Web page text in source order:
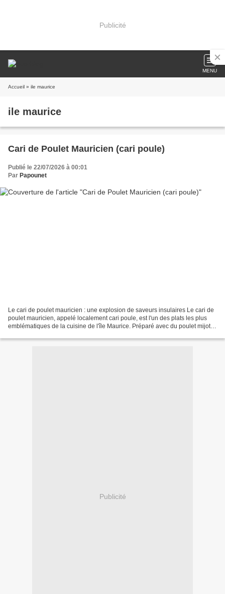
Publicité
MENU
Accueil » ile maurice
ile maurice
Cari de Poulet Mauricien (cari poule)
Publié le 22/07/2026 à 00:01
Par Papounet
Le cari de poulet mauricien : une explosion de saveurs insulaires Le cari de
poulet mauricien, appelé localement cari poule, est l'un des plats les plus
emblématiques de la cuisine de l'île Maurice. Préparé avec du poulet mijoté
Publicité